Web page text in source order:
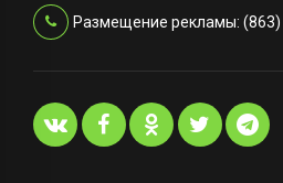
Размещение рекламы: (863)